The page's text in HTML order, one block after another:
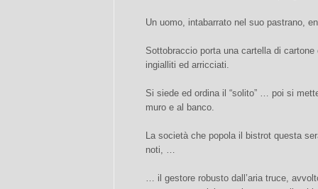
Un uomo, intabarrato nel suo pastrano,
Sottobraccio porta una cartella di
ingialliti ed arricciati.
Si siede ed ordina il “solito” … poi si
muro e al banco.
La società che popola il bistrot questa
noti, …
… il gestore robusto dall’aria truce,